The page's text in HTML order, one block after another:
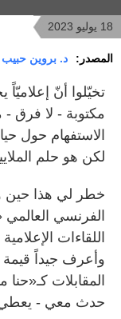
18 يوليو 2023
المصدر: د. بروين حبيب
تخيّلوا أنّ
مكتوبة - لا فرق
الاستفهام حول
لكن هو حلم
خطر لي هذا حين
الفرنسي العالمي
اللقاءات
وأعرف جيداً
المقابلات
حدث معي - يعطي